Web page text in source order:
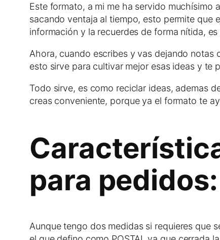
Este formato, a mi me ha servido
sacando ventaja al tiempo, esto permite que
información y la recuerdes de forma nítida,
Ahora, cuando escribes y vas dejando
esto sirve para cultivar mejor esas ideas y
Todo sirve, es como reciclar ideas, ademas
creas conveniente, porque ya el formato te
para pedidos:
Aunque tengo dos medidas si requieres que